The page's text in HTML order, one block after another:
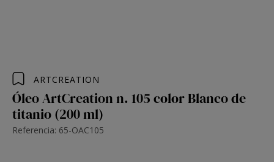
ARTCREATION
Óleo ArtCreation n. 105 color Blanco de
titanio (200 ml)
Referencia: 65-OAC105